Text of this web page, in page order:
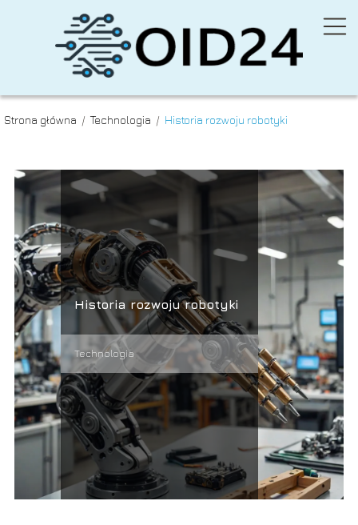
Strona główna / Technologia / Historia rozwoju robotyki
Historia rozwoju robotyki
Technologia